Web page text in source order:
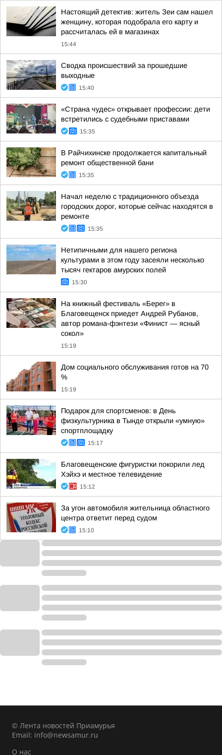
Настоящий детектив: житель Зеи сам нашел
женщину, которая подобрала его карту и
рассчиталась ей в магазинах
15:44
Сводка происшествий за прошедшие
выходные
15:40
«Страна чудес» открывает профессии: дети
встретились с судебными приставами
15:35
В Райчихинске продолжается капитальный
ремонт общественной бани
15:35
Начал неделю с традиционного объезда
городских дорог, которые сейчас находятся в
ремонте
15:35
Нетипичными для нашего региона
культурами в этом году засеяли несколько
тысяч гектаров амурских полей
15:30
На книжный фестиваль «Берег» в
Благовещенск приедет Андрей Рубанов,
автор романа-фэнтези «Финист — ясный
сокол»
15:19
Дом социального обслуживания готов на 70
%
15:19
Подарок для спортсменов: в День
физкультурника в Тынде открыли «умную»
спортплощадку
15:17
Благовещенские фигуристки покорили лед
Хэйхэ и местное телевидение
15:12
За угон автомобиля жительница областного
центра ответит перед судом
15:10
© Лента новостей Приамурья
Email: info@newsamur.ru
О нас